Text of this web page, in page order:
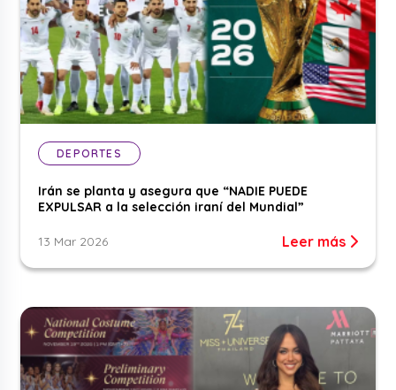
DEPORTES
Irán se planta y asegura que “NADIE PUEDE
EXPULSAR a la selección iraní del Mundial”
13 Mar 2026 Leer más